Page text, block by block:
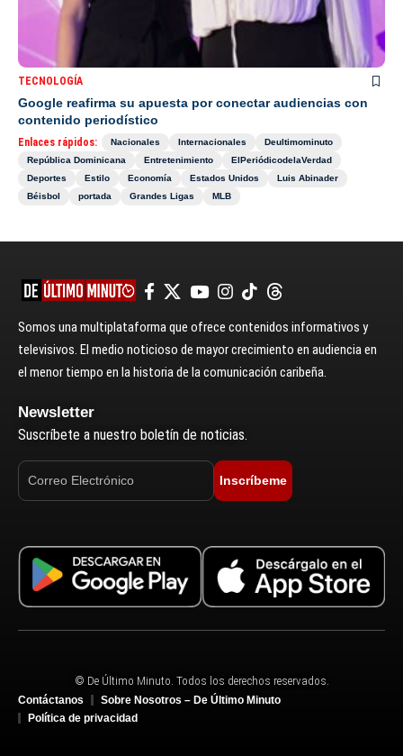
TECNOLOGÍA
Google reafirma su apuesta por conectar audiencias con
contenido periodístico
Enlaces rápidos: Nacionales Internacionales
Deultimominuto
República Dominicana
Entretenimiento
ElPeriódicodelaVerdad
Deportes
Estilo Economía Estados Unidos
Luis Abinader
Béisbol
portada Grandes Ligas MLB
Somos una multiplataforma que ofrece contenidos informativos y
televisivos. El medio noticioso de mayor crecimiento en audiencia en
el menor tiempo en la historia de la comunicación caribeña.
Newsletter
Suscríbete a nuestro boletín de noticias.
Inscríbeme
© De Último Minuto. Todos los derechos reservados.
Contáctanos
Sobre Nosotros – De Último Minuto
Política de privacidad